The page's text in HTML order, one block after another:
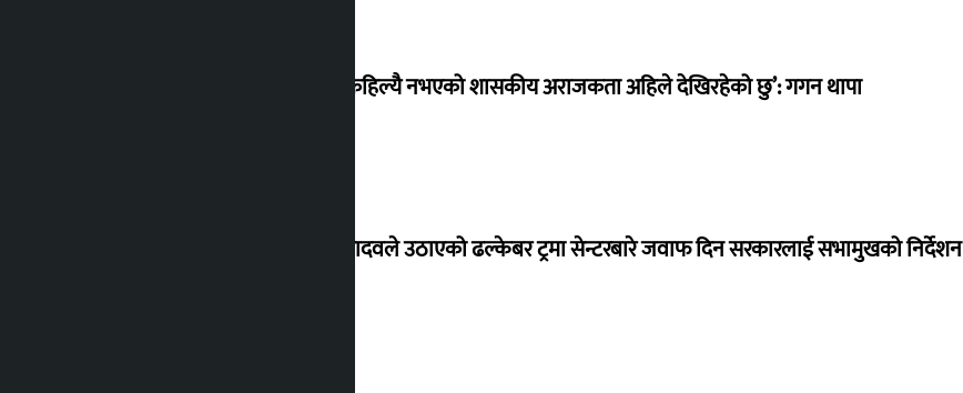
‘देशमा कहिल्यै नभएको शासकीय अराजकता अहिले देखिरहेको छु’: गगन थापा
सांसद यादवले उठाएको ढल्केबर ट्रमा सेन्टरबारे जवाफ दिन सरकारलाई सभामुखको निर्देशन